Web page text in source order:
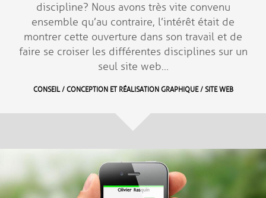
discipline? Nous avons très vite convenu
ensemble qu’au contraire, l’intérêt était de
montrer cette ouverture dans son travail et de
faire se croiser les différentes disciplines sur un
seul site web…
CONSEIL / CONCEPTION ET RÉALISATION GRAPHIQUE / SITE WEB